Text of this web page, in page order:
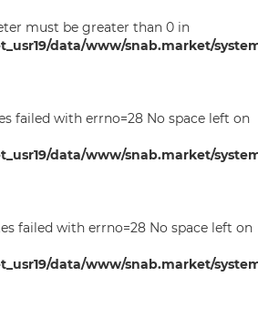
must be greater than 0 in
data/www/snab.market/
failed with errno=28 No space left on
data/www/snab.market/
failed with errno=28 No space left on
data/www/snab.market/